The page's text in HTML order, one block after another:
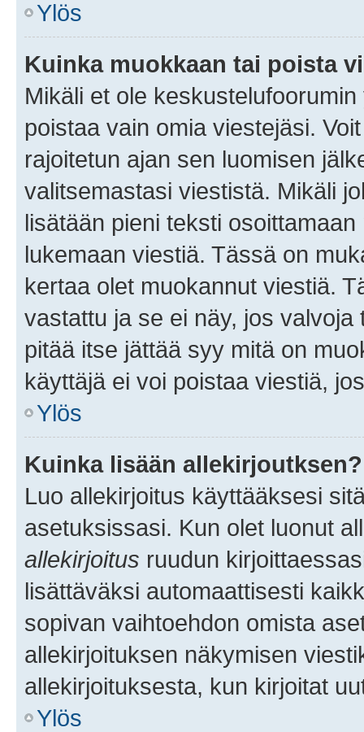
Ylös
Kuinka muokkaan tai poista
Mikäli et ole
poistaa vain omia viestejäsi.
rajoitetun ajan sen luomisen
valitsemastasi viestistä. Mikäli
lisätään pieni teksti
lukemaan viestiä. Tässä on
kertaa olet muokannut viestiä.
vastattu ja se ei näy, jos
pitää itse jättää syy mitä on
käyttäjä ei voi poistaa viestiä,
Ylös
Kuinka lisään allekirjoutksen?
Luo allekirjoitus käyttääksesi
asetuksissasi. Kun olet luonut
allekirjoitus ruudun
lisättäväksi automaattisesti
sopivan vaihtoehdon omista
allekirjoituksen näkymisen
allekirjoituksesta, kun kirjoitat
Ylös